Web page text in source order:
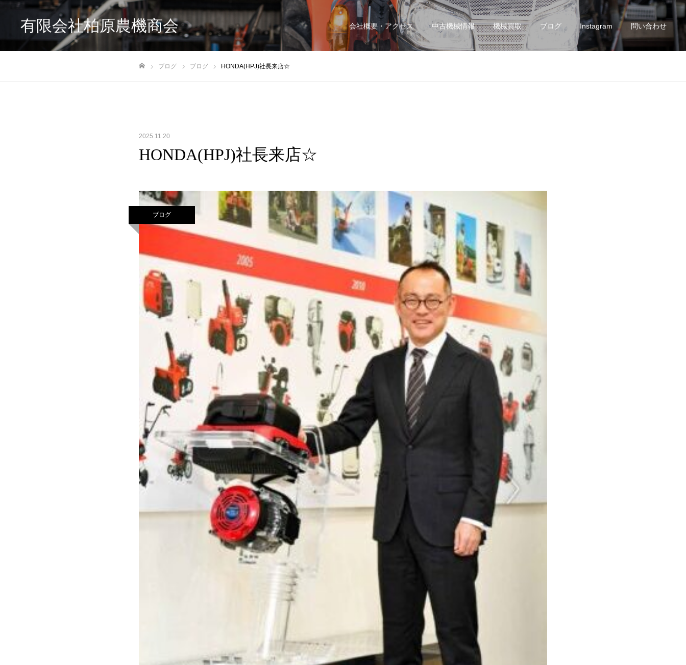
有限会社柏原農機商会 会社概要・アクセス 中古機械情報 機械買取 ブログ Instagram 問い合わせ
ブログ ブログ HONDA(HPJ)社長来店☆
2025.11.20
HONDA(HPJ)社長来店☆
ブログ